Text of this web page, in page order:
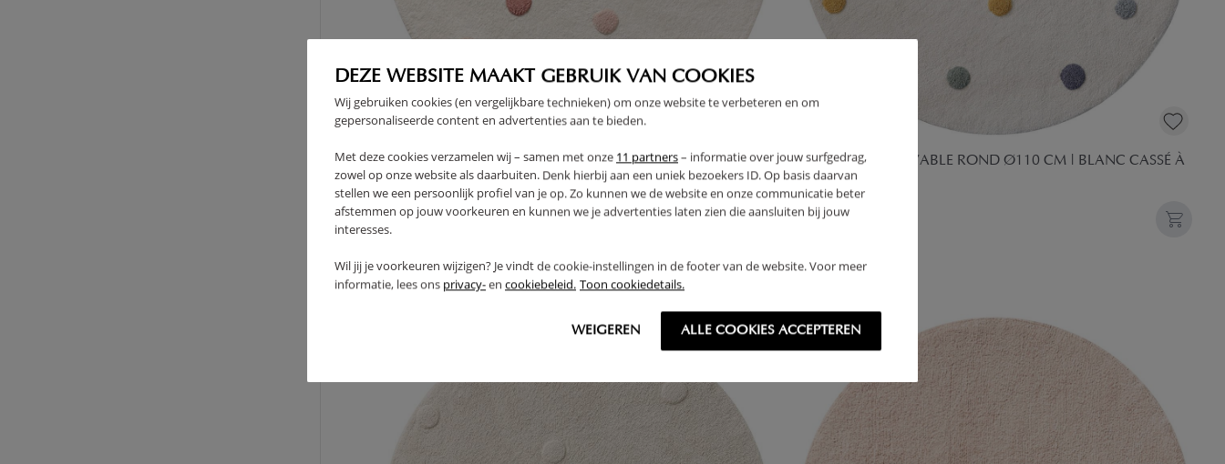
DEZE WEBSITE MAAKT GEBRUIK VAN COOKIES
Wij gebruiken cookies (en vergelijkbare technieken) om onze website te verbeteren en om
gepersonaliseerde content en advertenties aan te bieden.
Met deze cookies verzamelen wij – samen met onze 11 partners– informatie over jouw surfgedrag,
zowel op onze website als daarbuiten. Denk hierbij aan een uniek bezoekers ID. Op basis daarvan
stellen we een persoonlijk profiel van je op. Zo kunnen we de website en onze communicatie beter
afstemmen op jouw voorkeuren en kunnen we je advertenties laten zien die aansluiten bij jouw
interesses.
Wil jij je voorkeuren wijzigen? Je vindt de cookie-instellingen in de footer van de website. Voor meer
informatie, lees ons privacy-en cookiebeleid. Toon cookiedetails.
WEIGEREN ALLE COOKIES ACCEPTEREN
TAPIS ROND ENFANT LAVABLE À POIS ROSE BLEU VERT
Ø110CM
59,95
TAPIS ENFANT LAVABLE ROND Ø110 CM | BLANC CASSÉ À
POIS COLORÉS
59,95